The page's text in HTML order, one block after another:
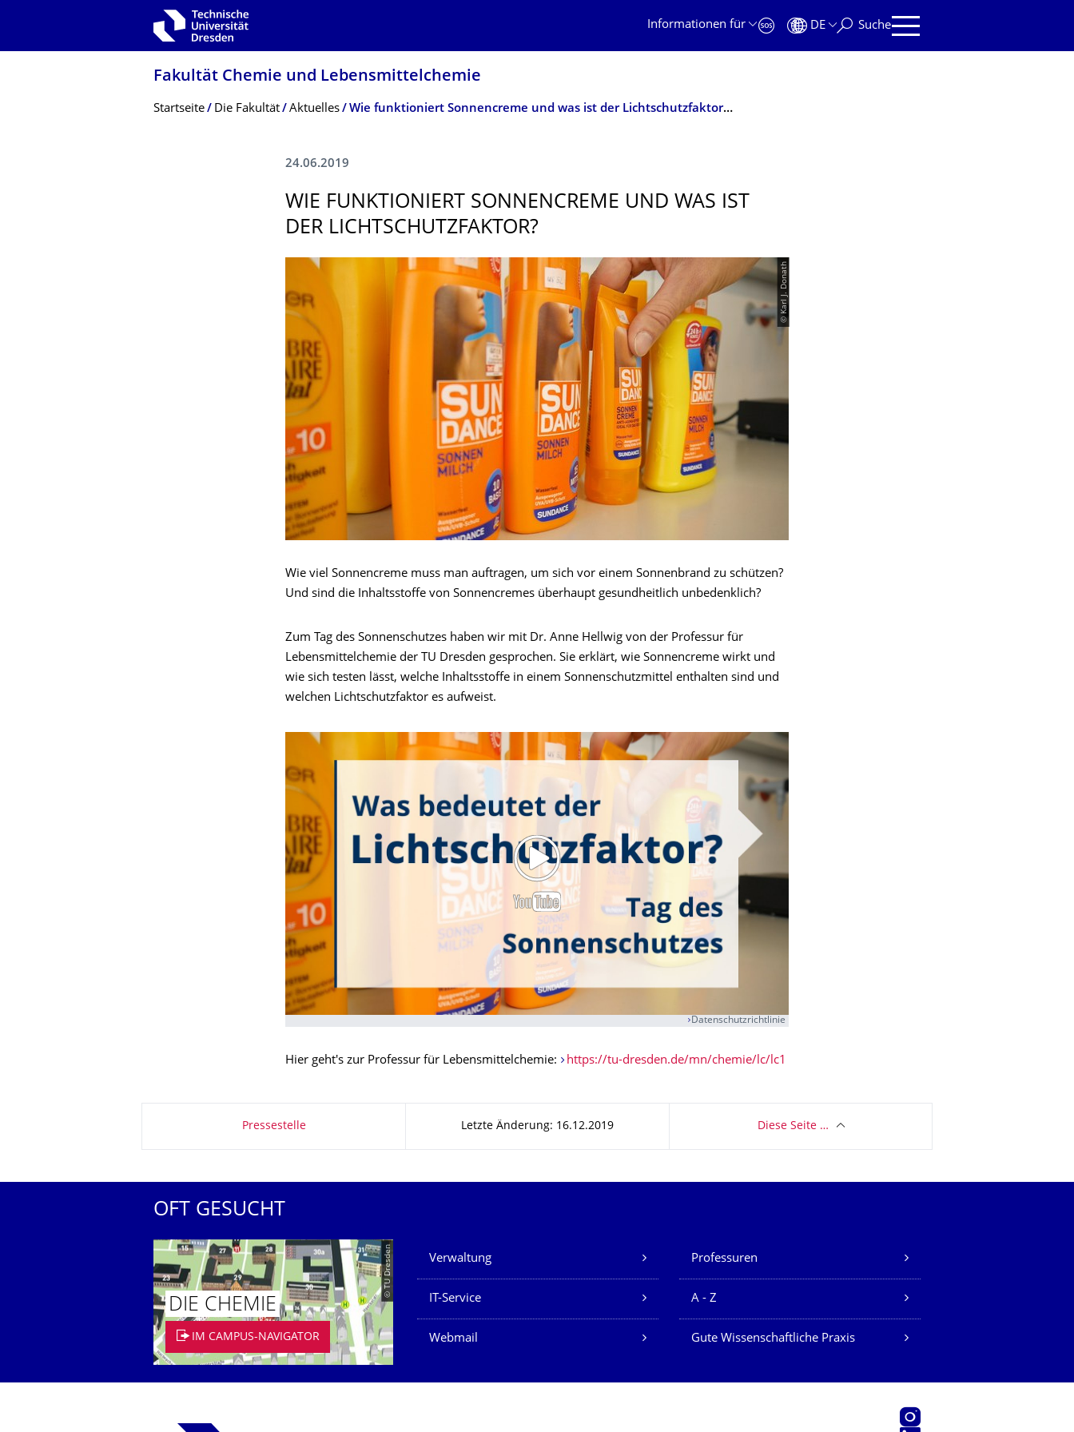
Zur Hauptnavigation springen
Informationen für
DE Suche
Fakultät Chemie und Lebensmittelchemie
Breadcrumb-Menü
Startseite Die Fakultät Aktuelles Wie funktioniert Sonnencreme und was ist der Lichtschutzfaktor? Interview mit Dr. Anne Hellwig von der Professur für Lebensmittelchemie
24.06.2019
WIE FUNKTIONIERT SONNENCREME UND WAS IST
DER LICHTSCHUTZFAK­TOR?
© Karl J. Donath
Wie viel Sonnencreme muss man auftragen, um sich vor einem Sonnenbrand zu schützen?
Und sind die Inhaltsstoffe von Sonnencremes überhaupt gesundheitlich unbedenklich?
Zum Tag des Sonnenschutzes haben wir mit Dr. Anne Hellwig von der Professur für
Lebensmittelchemie der TU Dresden gesprochen. Sie erklärt, wie Sonnencreme wirkt und
wie sich testen lässt, welche Inhaltsstoffe in einem Sonnenschutzmittel enthalten sind und
welchen Lichtschutzfaktor es aufweist.
Datenschutzrichtlinie
Hier geht's zur Professur für Lebensmittelchemie: https://tu-dresden.de/mn/chemie/lc/lc1
Pressestelle Letzte Änderung: 16.12.2019 Diese Seite …
OFT GESUCHT
© TU Dresden
DIE CHEMIE
IM CAMPUS-NAVIGATOR
Unsere Dienste
Verwaltung Professuren
IT-Service A - Z
Webmail Gute Wissenschaftliche Praxis
Instagram